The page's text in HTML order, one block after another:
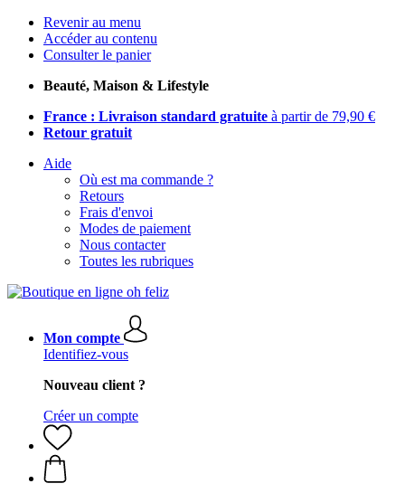
Revenir au menu
Accéder au contenu
Consulter le panier
Beauté, Maison & Lifestyle
France : Livraison standard gratuite à partir de 79,90 €
Retour gratuit
Aide
Où est ma commande ?
Retours
Frais d'envoi
Modes de paiement
Nous contacter
Toutes les rubriques
Mon compte
Identifiez-vous
Nouveau client ?
Créer un compte